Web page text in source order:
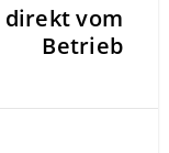
direkt vom
Betrieb